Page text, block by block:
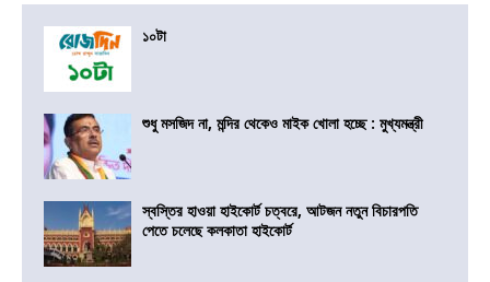
১০টা
শুধু মসজিদ না, মন্দির থেকেও মাইক খোলা হচ্ছে : মুখ্যমন্ত্রী
স্বস্তির হাওয়া হাইকোর্ট চত্বরে, আটজন নতুন বিচারপতি
পেতে চলেছে কলকাতা হাইকোর্ট